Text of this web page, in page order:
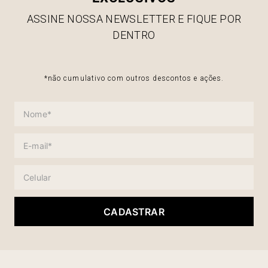
ASSINE NOSSA NEWSLETTER E FIQUE POR
DENTRO
*não cumulativo com outros descontos e ações.
CADASTRAR